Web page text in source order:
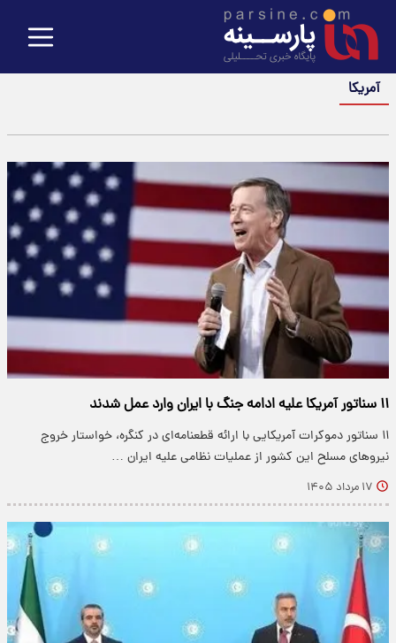
آمریکا
۱۱ سناتور آمریکا علیه ادامه جنگ با ایران وارد عمل شدند
۱۱ سناتور دموکرات آمریکایی با ارائه قطعنامه‌ای در کنگره، خواستار خروج
نیروهای مسلح این کشور از عملیات نظامی علیه ایران …
۱۷ مرداد ۱۴۰۵